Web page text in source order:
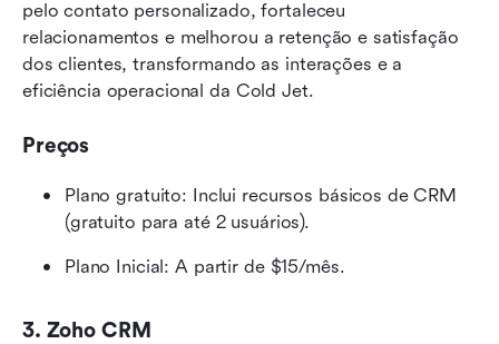
pelo contato personalizado, fortaleceu
relacionamentos e melhorou a retenção e satisfação
dos clientes, transformando as interações e a
eficiência operacional da Cold Jet.
Preços
Plano gratuito: Inclui recursos básicos de CRM
(gratuito para até 2 usuários).
Plano Inicial: A partir de $15/mês.
3. Zoho CRM